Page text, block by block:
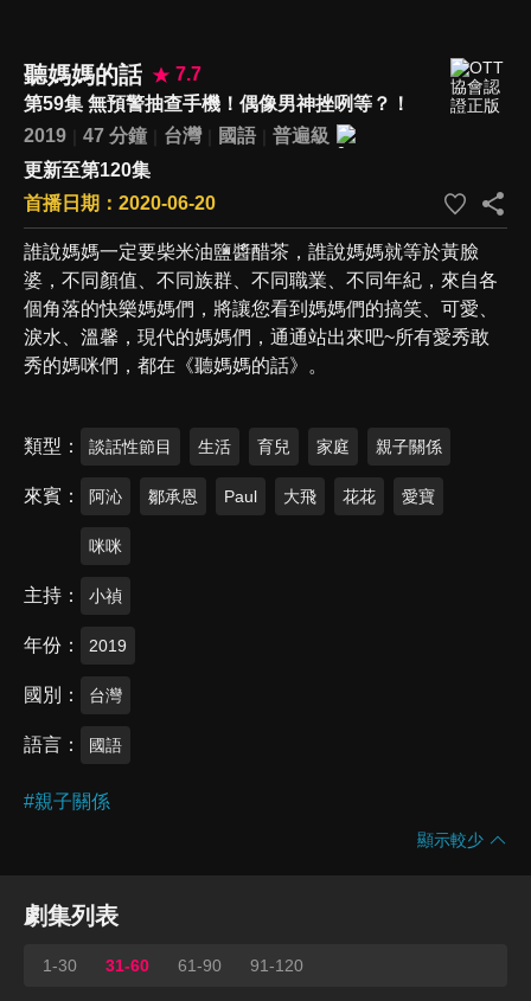
聽媽媽的話
7.7
第59集 無預警抽查手機！偶像男神挫咧等？！
2019
47 分鐘 台灣 國語
普遍級
更新至第120集
首播日期：2020-06-20
誰說媽媽一定要柴米油鹽醬醋茶，誰說媽媽就等於黃臉
婆，不同顏值、不同族群、不同職業、不同年紀，來自各
個角落的快樂媽媽們，將讓您看到媽媽們的搞笑、可愛、
淚水、溫馨，現代的媽媽們，通通站出來吧~所有愛秀敢
秀的媽咪們，都在《聽媽媽的話》。
類型 談話性節目 生活 育兒 家庭 親子關係
來賓 阿沁 鄒承恩 Paul 大飛 花花 愛寶
咪咪
主持 小禎
年份 2019
國別 台灣
語言 國語
#親子關係
顯示較少
劇集列表
1-30 31-60 61-90 91-120